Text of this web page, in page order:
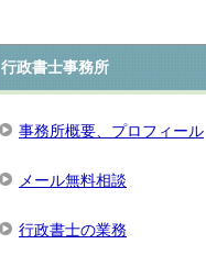
行政書士事務所
事務所概要、プロフィール
メール無料相談
行政書士の業務